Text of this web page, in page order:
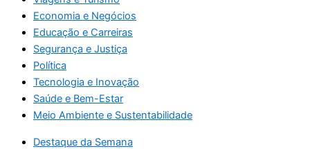
Economia e Negócios
Educação e Carreiras
Segurança e Justiça
Política
Tecnologia e Inovação
Saúde e Bem-Estar
Meio Ambiente e Sustentabilidade
Destaque da Semana